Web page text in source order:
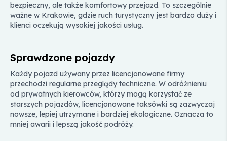
bezpieczny, ale także komfortowy przejazd. To szczególnie
ważne w Krakowie, gdzie ruch turystyczny jest bardzo duży i
klienci oczekują wysokiej jakości usług.
Sprawdzone pojazdy
Każdy pojazd używany przez licencjonowane firmy
przechodzi regularne przeglądy techniczne. W odróżnieniu
od prywatnych kierowców, którzy mogą korzystać ze
starszych pojazdów, licencjonowane taksówki są zazwyczaj
nowsze, lepiej utrzymane i bardziej ekologiczne. Oznacza to
mniej awarii i lepszą jakość podróży.